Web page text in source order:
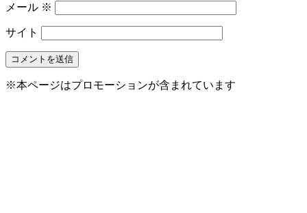
メール ※
サイト
※本ページはプロモーションが含まれています